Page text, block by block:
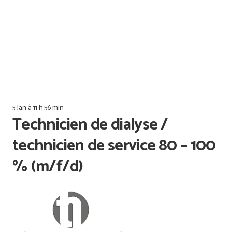
5 Jan à 11 h 56 min
Technicien de dialyse /
technicien de service 80 – 100
% (m/f/d)